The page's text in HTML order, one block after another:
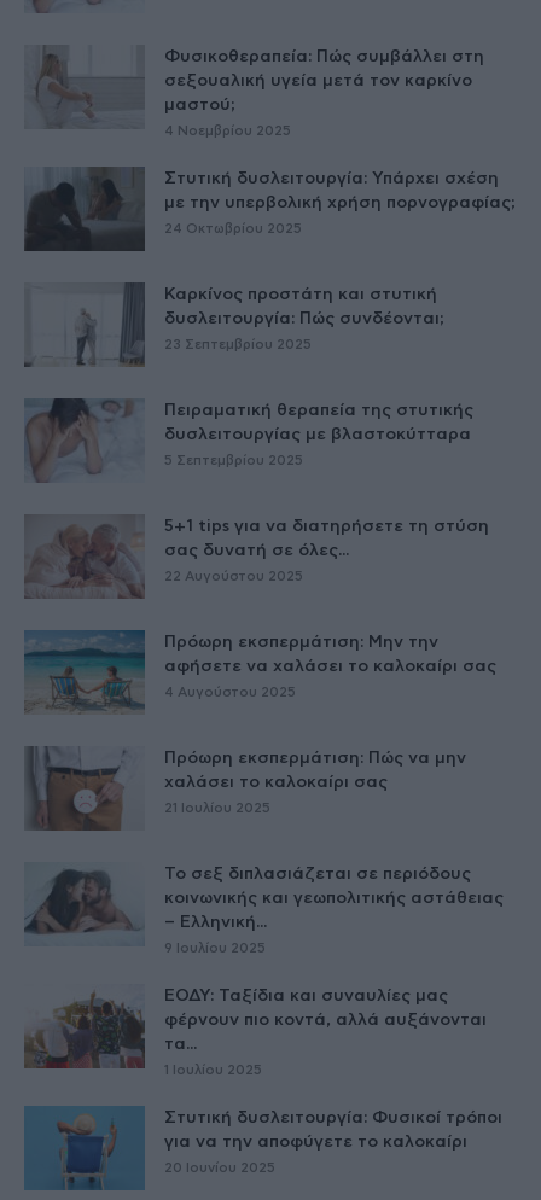
Φυσικοθεραπεία: Πώς συμβάλλει στη
σεξουαλική υγεία μετά τον καρκίνο
μαστού;
4 Νοεμβρίου 2025
Στυτική δυσλειτουργία: Υπάρχει σχέση
με την υπερβολική χρήση πορνογραφίας;
24 Οκτωβρίου 2025
Καρκίνος προστάτη και στυτική
δυσλειτουργία: Πώς συνδέονται;
23 Σεπτεμβρίου 2025
Πειραματική θεραπεία της στυτικής
δυσλειτουργίας με βλαστοκύτταρα
5 Σεπτεμβρίου 2025
5+1 tips για να διατηρήσετε τη στύση
σας δυνατή σε όλες...
22 Αυγούστου 2025
Πρόωρη εκσπερμάτιση: Μην την
αφήσετε να χαλάσει το καλοκαίρι σας
4 Αυγούστου 2025
Πρόωρη εκσπερμάτιση: Πώς να μην
χαλάσει το καλοκαίρι σας
21 Ιουλίου 2025
Το σεξ διπλασιάζεται σε περιόδους
κοινωνικής και γεωπολιτικής αστάθειας
– Ελληνική...
9 Ιουλίου 2025
ΕΟΔΥ: Ταξίδια και συναυλίες μας
φέρνουν πιο κοντά, αλλά αυξάνονται
τα...
1 Ιουλίου 2025
Στυτική δυσλειτουργία: Φυσικοί τρόποι
για να την αποφύγετε το καλοκαίρι
20 Ιουνίου 2025